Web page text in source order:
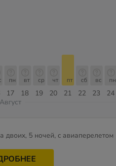
17
пн
18
вт
19
ср
20
чт
21
пт
22
сб
23
вс
24
пн
Август
двоих, 5 ночей, c авиаперелетом